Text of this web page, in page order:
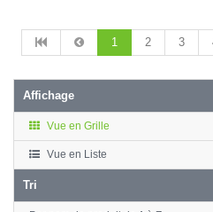
1 2 3
Affichage
Vue en Grille
Vue en Liste
Tri